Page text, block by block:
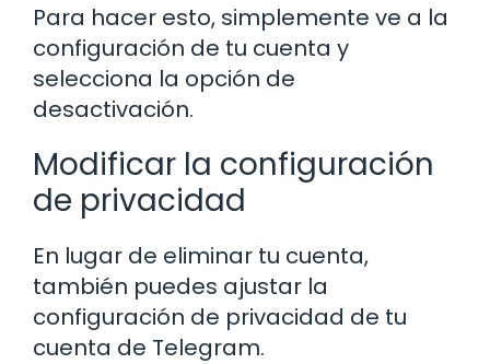
Para hacer esto, simplemente ve a la
configuración de tu cuenta y
selecciona la opción de
desactivación.
Modificar la configuración
de privacidad
En lugar de eliminar tu cuenta,
también puedes ajustar la
configuración de privacidad de tu
cuenta de Telegram.